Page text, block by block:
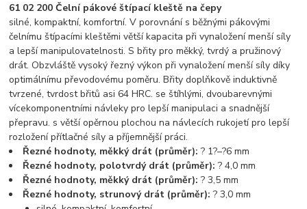
61 02 200 Čelní pákové štípací kleště na čepy
silné, kompaktní, komfortní. V porovnání s běžnými pákovými
čelnímu štípacími kleštěmi větší kapacita při vynaložení menší síly
a lepší manipulovatelnosti. S břity pro měkký, tvrdý a pružinový
drát. Obzvláště vysoký řezný výkon při vynaložení menší síly díky
optimálnímu převodovému poměru. Břity doplňkově induktivně
tvrzené, tvrdost břitů asi 64 HRC. se štíhlými, dvoubarevnými
vícekomponentními návleky pro lepší manipulaci a snadnější
přepravu. s větší opěrnou plochou na návlecích rukojetí pro lepší
rozložení přítlačné síly a příjemnější práci.
Řezné hodnoty, měkký drát (průměr):? 1?–?6 mm
Řezné hodnoty, polotvrdý drát (průměr):? 4,0 mm
Řezné hodnoty, měkký drát (průměr):? 3,5 mm
Řezné hodnoty, strunový drát (průměr):? 3,0 mm